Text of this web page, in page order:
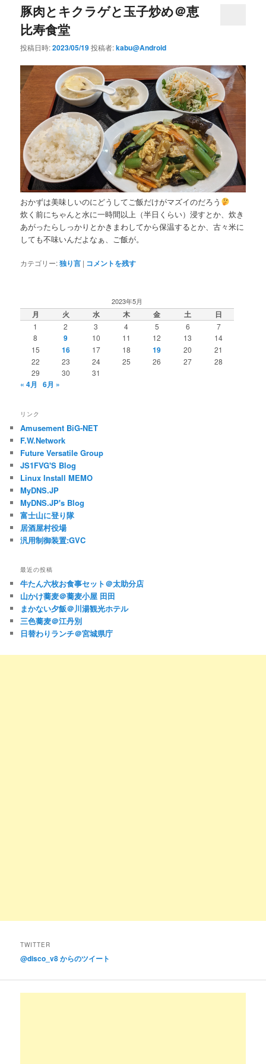
豚肉とキクラゲと玉子炒め＠恵
比寿食堂
投稿日時:2023/05/19投稿者:kabu@Android
おかずは美味しいのにどうしてご飯だけがマズイのだろう
炊く前にちゃんと水に一時間以上（半日くらい）浸すとか、炊き
あがったらしっかりとかきまわしてから保温するとか、古々米に
しても不味いんだよなぁ、ご飯が。
カテゴリー:独り言 | コメントを残す
2023年5月
月 火 水 木 金 土 日
1 2 3 4 5 6
7
8
9 10 11 12 13
14
15
16 17 18 19 20
21
22
23 24 25 26 27
28
29
30 31
« 4月 6月 »
リンク
Amusement BiG-NET
F.W.Network
Future Versatile Group
JS1FVG'S Blog
Linux Install MEMO
MyDNS.JP
MyDNS.JP's Blog
富士山に登り隊
居酒屋村役場
汎用制御装置:GVC
最近の投稿
牛たん六枚お食事セット＠太助分店
山かけ蕎麦＠蕎麦小屋 田田
まかない夕飯＠川湯観光ホテル
三色蕎麦＠江丹別
日替わりランチ＠宮城県庁
TWITTER
@disco_v8 からのツイート